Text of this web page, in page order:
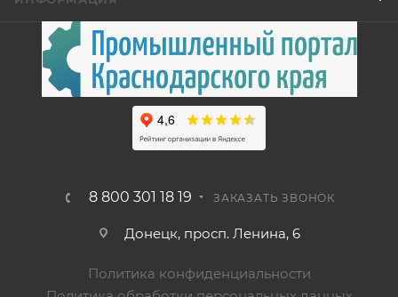
8 800 301 18 19 ЗАКАЗАТЬ ЗВОНОК
Донецк, просп. Ленина, 6
Политика конфиденциальности